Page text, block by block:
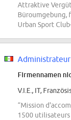
Attraktive
Büroumgebung,
Urban Sport
Firmennamen
V.I.E., IT,
“Mission
1500